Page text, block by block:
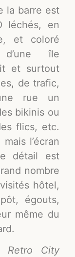
la barre est
léchés, en
et coloré
île
et surtout
de trafic,
rue un
bikinis ou
flics, etc.
l’écran
détail est
nombre
hôtel,
égouts,
même du
Retro City